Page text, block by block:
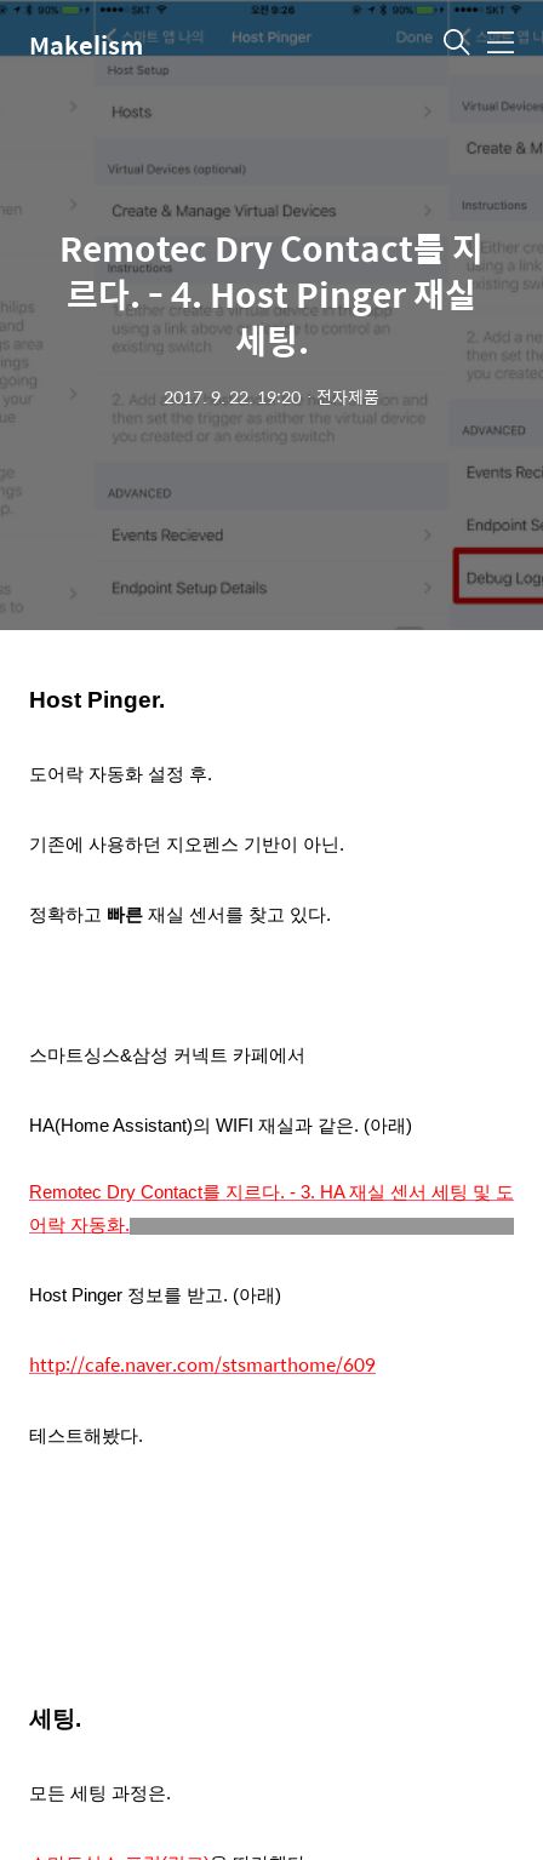
Makelism 메
Remotec Dry Contact를 지
르다. - 4. Host Pinger 재실
세팅.
2017. 9. 22. 19:20ㆍ전자제품
Host Pinger.
도어락 자동화 설정 후.
기존에 사용하던 지오펜스 기반이 아닌.
정확하고 빠른 재실 센서를 찾고 있다.
스마트싱스&삼성 커넥트 카페에서
HA(Home Assistant)의 WIFI 재실과 같은. (아래)
Remotec Dry Contact를 지르다. - 3. HA 재실 센서 세팅 및 도
어락 자동화.
Host Pinger 정보를 받고. (아래)
http://cafe.naver.com/stsmarthome/609
테스트해봤다.
세팅.
모든 세팅 과정은.